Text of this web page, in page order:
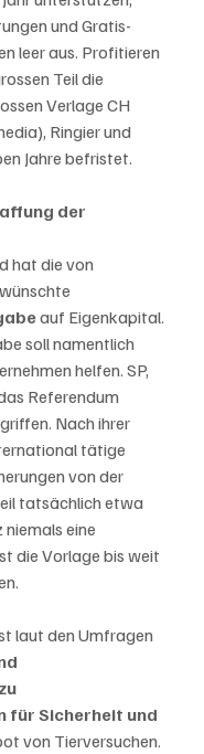
und Gratis-
leer aus. Profitieren
Teil die
Verlage CH
Ringier und
Jahre befristet.
der
hat die von
auf Eigenkapital.
soll namentlich
helfen. SP,
Referendum
Nach ihrer
tätige
von der
tatsächlich etwa
eine
die Vorlage bis weit
laut den Umfragen
für Sicherheit und
von Tierversuchen.